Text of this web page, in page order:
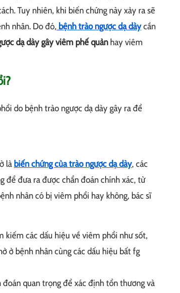
Tuy nhiên, khi biến chứng này xảy ra sẽ
nhân. Do đó, bệnh trào ngược dạ dàycần
dạ dày gây viêm phế quản hay viêm
do bệnh trào ngược dạ dày gây ra để
là biến chứng của trào ngược dạ dày, các
để đưa ra được chẩn đoán chính xác, từ
nhân có bị viêm phổi hay không, bác sĩ
kiếm các dấu hiệu về viêm phổi như sốt,
ở bệnh nhân cùng các dấu hiệu bất fg
quan trọng để xác định tổn thương và